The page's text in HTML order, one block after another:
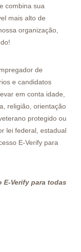
combina sua
mais alto de
organização,
de
e candidatos
em conta idade,
religião, orientação
protegido ou
lei federal, estadual
E-Verify para
E-Verify para todas